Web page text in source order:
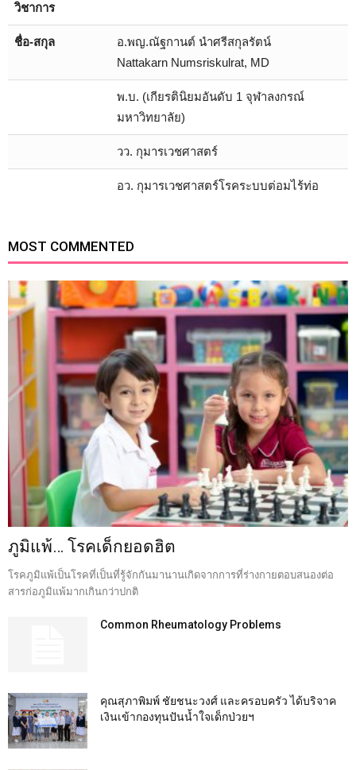
วิชาการ
ชื่อ-สกุล
อ.พญ.ณัฐกานต์ นำศรีสกุลรัตน์
Nattakarn Numsriskulrat, MD
พ.บ. (เกียรตินิยมอันดับ 1 จุฬาลงกรณ์
มหาวิทยาลัย)
วว. กุมารเวชศาสตร์
อว. กุมารเวชศาสตร์โรคระบบต่อมไร้ท่อ
MOST COMMENTED
ภูมิแพ้… โรคเด็กยอดฮิต
โรคภูมิแพ้เป็นโรคที่เป็นที่รู้จักกันมานานเกิดจากการที่ร่างกายตอบสนองต่อ
สารก่อภูมิแพ้มากเกินกว่าปกติ
Common Rheumatology Problems
คุณสุภาพิมพ์ ชัยชนะวงศ์ และครอบครัว ได้บริจาค
เงินเข้ากองทุนปันน้ำใจเด็กป่วยฯ